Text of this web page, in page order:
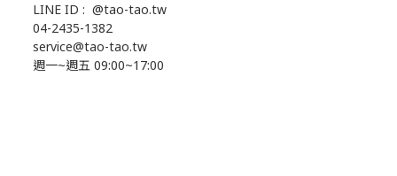
LINE ID : @tao-tao.tw
04-2435-1382
service@tao-tao.tw
週一~週五 09:00~17:00